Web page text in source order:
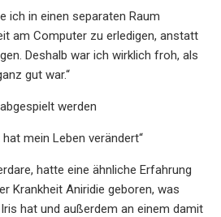
ich in einen separaten Raum
am Computer zu erledigen, anstatt
Deshalb war ich wirklich froh, als
gut war.“
werden
mein Leben verändert“
hatte eine ähnliche Erfahrung
Krankheit Aniridie geboren, was
hat und außerdem an einem damit